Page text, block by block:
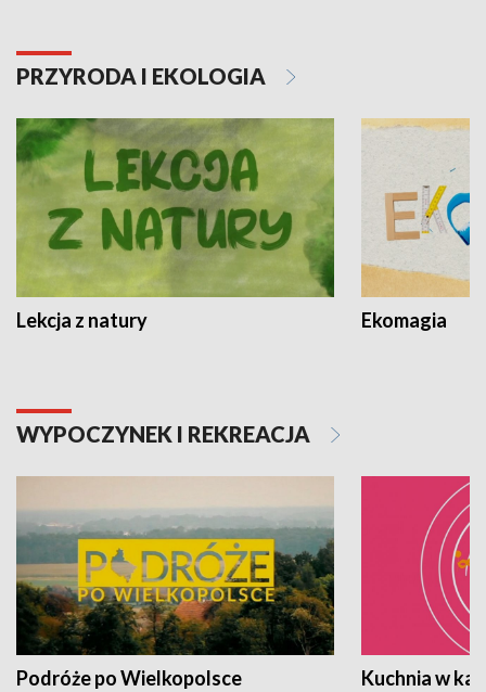
PRZYRODA I EKOLOGIA
Lekcja z natury Ekomagia
WYPOCZYNEK I REKREACJA
Podróże po Wielkopolsce Kuchnia w